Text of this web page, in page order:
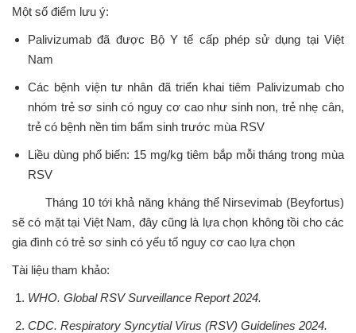
Một số điểm lưu ý:
Palivizumab đã được Bộ Y tế cấp phép sử dụng tại Việt
Nam
Các bệnh viện tư nhân đã triển khai tiêm Palivizumab cho
nhóm trẻ sơ sinh có nguy cơ cao như sinh non, trẻ nhẹ cân,
trẻ có bệnh nền tim bẩm sinh trước mùa RSV
Liều dùng phổ biến: 15 mg/kg tiêm bắp mỗi tháng trong mùa
RSV
Tháng 10 tới khả năng kháng thể Nirsevimab (Beyfortus)
sẽ có mặt tại Việt Nam, đây cũng là lựa chọn không tồi cho các
gia đình có trẻ sơ sinh có yếu tố nguy cơ cao lựa chọn
Tài liệu tham khảo:
WHO. Global RSV Surveillance Report 2024.
CDC. Respiratory Syncytial Virus (RSV) Guidelines 2024.